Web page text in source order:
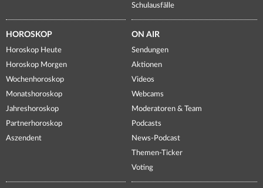
Schulausfälle
HOROSKOP
Horoskop Heute
Horoskop Morgen
Wochenhoroskop
Monatshoroskop
Jahreshoroskop
Partnerhoroskop
Aszendent
ON AIR
Sendungen
Aktionen
Videos
Webcams
Moderatoren & Team
Podcasts
News-Podcast
Themen-Ticker
Voting